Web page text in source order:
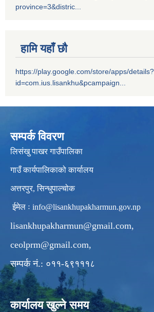
province=3&distric...
हामि यहाँ छौ
https://play.google.com/store/apps/details?
id=com.ius.lisankhu&pcampaign...
सम्पर्क विवरण
लिसंखु पाखर गाउँपालिका
गाउँ कार्यपालिकाको कार्यालय
अत्तरपुर, सिन्धुपाल्चोक
ईमेल ः info@lisankhupakharmun.gov.np
lisankhupakharmun@gmail.com,
ceolprm@gmail.com,
सम्पर्क नं.: ०११-६९१११८
कार्यालय खुल्ने समय